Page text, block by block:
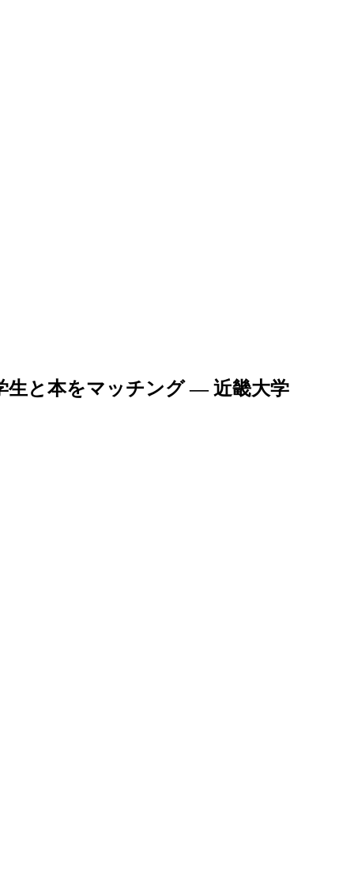
生と本をマッチング — 近畿大学